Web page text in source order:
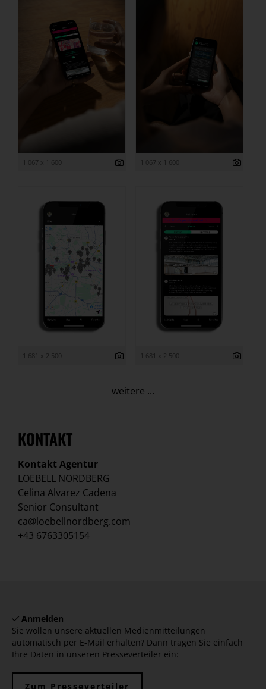
1 067 x 1 600 1 067 x 1 600
1 681 x 2 500 1 681 x 2 500
weitere ...
KONTAKT
Kontakt Agentur
LOEBELL NORDBERG
Celina Alvarez Cadena
Senior Consultant
ca@loebellnordberg.com
+43 6763305154
Anmelden
Sie wollen unsere aktuellen Medienmitteilungen
automatisch per E-Mail erhalten? Dann tragen Sie einfach
Ihre Daten in unseren Presseverteiler ein:
Zum Presseverteiler